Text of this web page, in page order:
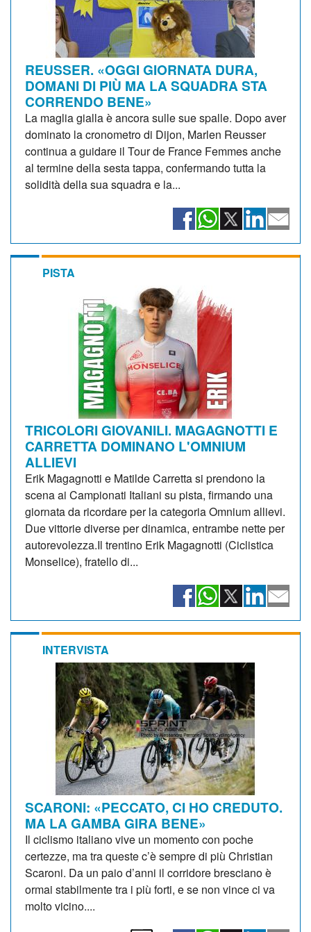
REUSSER. «OGGI GIORNATA DURA,
DOMANI DI PIÙ MA LA SQUADRA STA
CORRENDO BENE»
La maglia gialla è ancora sulle sue spalle. Dopo aver
dominato la cronometro di Dijon, Marlen Reusser
continua a guidare il Tour de France Femmes anche
al termine della sesta tappa, confermando tutta la
solidità della sua squadra e la...
PISTA
TRICOLORI GIOVANILI. MAGAGNOTTI E
CARRETTA DOMINANO L'OMNIUM
ALLIEVI
Erik Magagnotti e Matilde Carretta si prendono la
scena ai Campionati Italiani su pista, firmando una
giornata da ricordare per la categoria Omnium allievi.
Due vittorie diverse per dinamica, entrambe nette per
autorevolezza.Il trentino Erik Magagnotti (Ciclistica
Monselice), fratello di...
INTERVISTA
SCARONI: «PECCATO, CI HO CREDUTO.
MA LA GAMBA GIRA BENE»
Il ciclismo italiano vive un momento con poche
certezze, ma tra queste c’è sempre di più Christian
Scaroni. Da un paio d’anni il corridore bresciano è
ormai stabilmente tra i più forti, e se non vince ci va
molto vicino....